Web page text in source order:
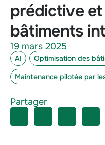
prédictive
bâtiments
19 mars 2025
AI Optimisation des
Maintenance pilotée par
Partager